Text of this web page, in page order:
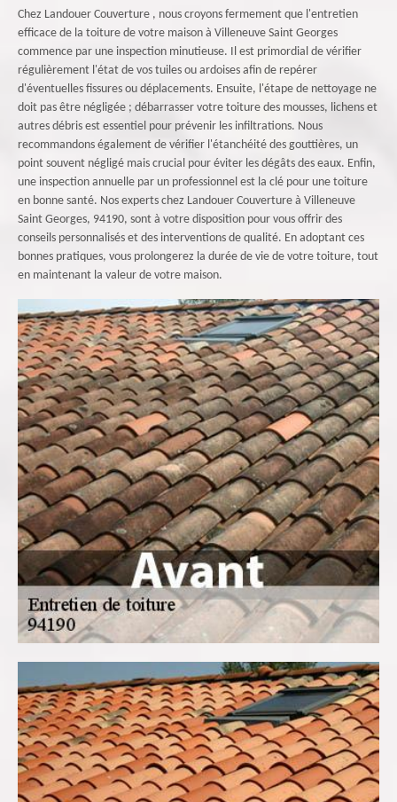
Chez Landouer Couverture , nous croyons fermement que l'entretien
efficace de la toiture de votre maison à Villeneuve Saint Georges
commence par une inspection minutieuse. Il est primordial de vérifier
régulièrement l'état de vos tuiles ou ardoises afin de repérer
d'éventuelles fissures ou déplacements. Ensuite, l'étape de nettoyage ne
doit pas être négligée ; débarrasser votre toiture des mousses, lichens et
autres débris est essentiel pour prévenir les infiltrations. Nous
recommandons également de vérifier l'étanchéité des gouttières, un
point souvent négligé mais crucial pour éviter les dégâts des eaux. Enfin,
une inspection annuelle par un professionnel est la clé pour une toiture
en bonne santé. Nos experts chez Landouer Couverture à Villeneuve
Saint Georges, 94190, sont à votre disposition pour vous offrir des
conseils personnalisés et des interventions de qualité. En adoptant ces
bonnes pratiques, vous prolongerez la durée de vie de votre toiture, tout
en maintenant la valeur de votre maison.